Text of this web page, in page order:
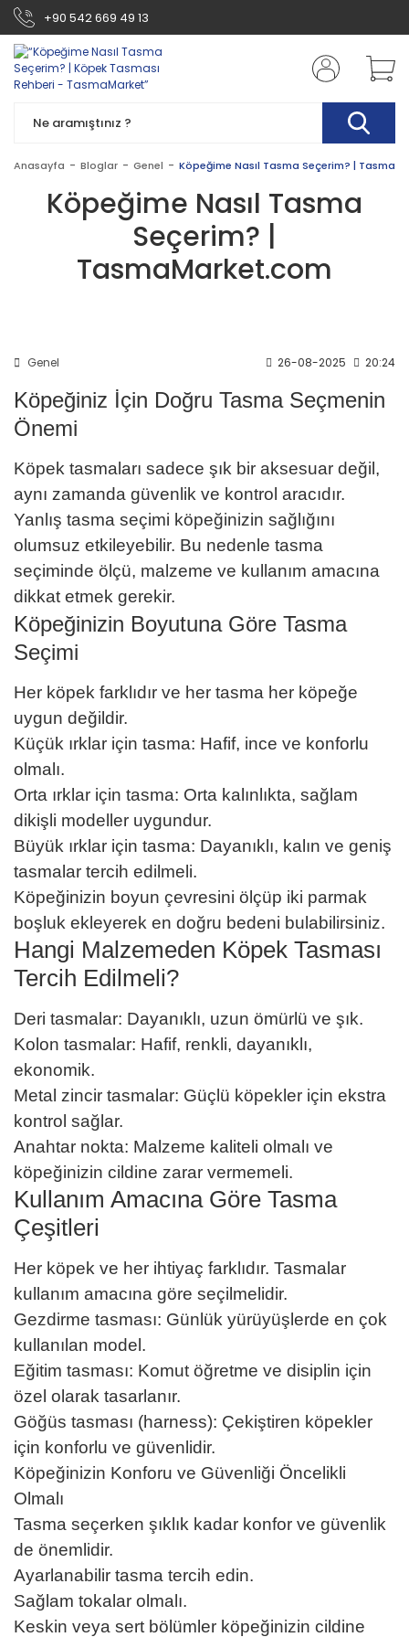
+90 542 669 49 13
Anasayfa Bloglar Genel Köpeğime Nasıl Tasma Seçerim? |
Köpeğime Nasıl Tasma
Seçerim? |
TasmaMarket.com
Genel 26-08-2025 20:24
Köpeğiniz İçin Doğru Tasma Seçmenin
Önemi
Köpek tasmaları sadece şık bir aksesuar değil,
aynı zamanda güvenlik ve kontrol aracıdır.
Yanlış tasma seçimi köpeğinizin sağlığını
olumsuz etkileyebilir. Bu nedenle tasma
seçiminde ölçü, malzeme ve kullanım amacına
dikkat etmek gerekir.
Köpeğinizin Boyutuna Göre Tasma
Seçimi
Her köpek farklıdır ve her tasma her köpeğe
uygun değildir.
Küçük ırklar için tasma: Hafif, ince ve konforlu
olmalı.
Orta ırklar için tasma: Orta kalınlıkta, sağlam
dikişli modeller uygundur.
Büyük ırklar için tasma: Dayanıklı, kalın ve geniş
tasmalar tercih edilmeli.
Köpeğinizin boyun çevresini ölçüp iki parmak
boşluk ekleyerek en doğru bedeni bulabilirsiniz.
Hangi Malzemeden Köpek Tasması
Tercih Edilmeli?
Deri tasmalar: Dayanıklı, uzun ömürlü ve şık.
Kolon tasmalar: Hafif, renkli, dayanıklı,
ekonomik.
Metal zincir tasmalar: Güçlü köpekler için ekstra
kontrol sağlar.
Anahtar nokta: Malzeme kaliteli olmalı ve
köpeğinizin cildine zarar vermemeli.
Kullanım Amacına Göre Tasma
Çeşitleri
Her köpek ve her ihtiyaç farklıdır. Tasmalar
kullanım amacına göre seçilmelidir.
Gezdirme tasması: Günlük yürüyüşlerde en çok
kullanılan model.
Eğitim tasması: Komut öğretme ve disiplin için
özel olarak tasarlanır.
Göğüs tasması (harness): Çekiştiren köpekler
için konforlu ve güvenlidir.
Köpeğinizin Konforu ve Güvenliği Öncelikli
Olmalı
Tasma seçerken şıklık kadar konfor ve güvenlik
de önemlidir.
Ayarlanabilir tasma tercih edin.
Sağlam tokalar olmalı.
Keskin veya sert bölümler köpeğinizin cildine